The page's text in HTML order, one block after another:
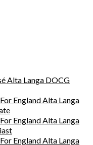
Alta Langa DOCG
England Alta Langa
England Alta Langa
England Alta Langa